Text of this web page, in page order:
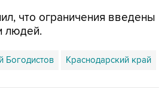
что ограничения введены
людей.
Богодистов Краснодарский край